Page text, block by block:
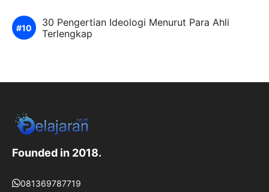
30 Pengertian Ideologi Menurut Para Ahli
Terlengkap
Founded in 2018.
081369787719